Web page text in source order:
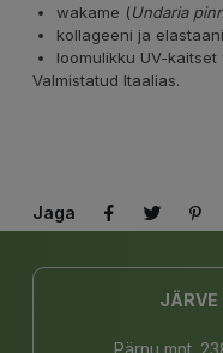
wakame (Undaria
kollageeni ja
loomulikku UV-kaitset
Valmistatud Itaalias.
Jaga
JÄRVE
Pärnu mnt.